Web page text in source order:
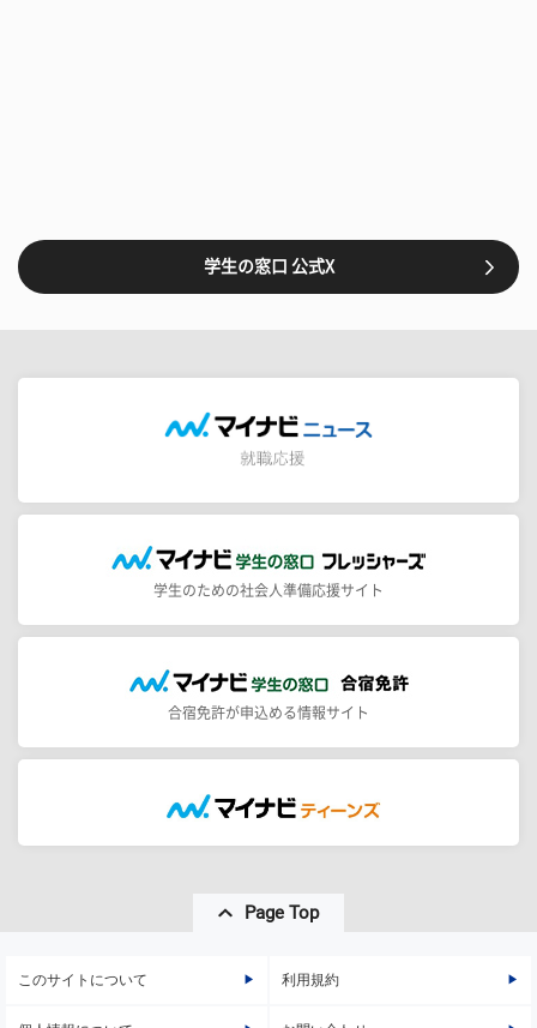
学生の窓口 公式X
学生のための社会人準備応援サイト
合宿免許が申込める情報サイト
Page Top
このサイトについて 利用規約